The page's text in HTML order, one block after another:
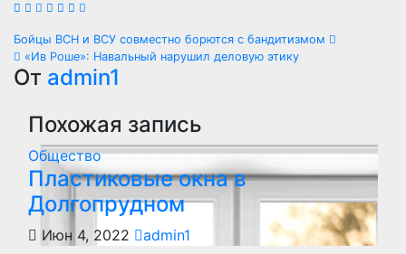
Навигация
по
записям
Бойцы ВСН и ВСУ совместно борются с бандитизмом
«Ив Роше»: Навальный нарушил деловую этику
От admin1
Похожая запись
Общество
Пластиковые окна в
Долгопрудном
Июн 4, 2022
admin1